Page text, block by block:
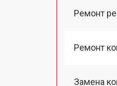
Ремонт
Ремонт
Замена